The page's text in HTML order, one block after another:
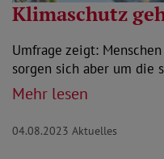
Klimaschutz
Umfrage zeigt:
sorgen sich aber um die
Mehr lesen
04.08.2023 Aktuelles